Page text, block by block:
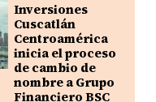
Inversiones
Cuscatlán
Centroamérica
inicia el proceso
de cambio de
nombre a Grupo
Financiero BSC